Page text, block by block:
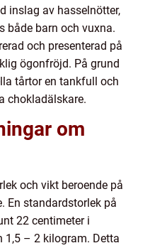
inslag av hasselnötter,
både barn och vuxna.
och presenterad på
ögonfröjd. På grund
tårtor en tankfull och
chokladälskare.
om
och vikt beroende på
En standardstorlek på
22 centimeter i
1,5 – 2 kilogram. Detta